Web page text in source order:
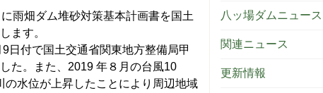
雨畑ダム堆砂対策基本計画書を国土
ます。
付で国土交通省関東地方整備局甲
た。また、2019 年８月の台風10
水位が上昇したことにより周辺地域
八ッ場ダムニュース
関連ニュース
更新情報